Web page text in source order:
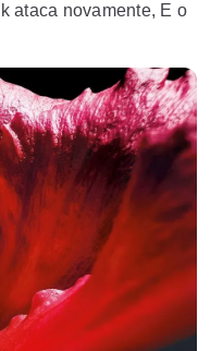
ataca novamente, E o